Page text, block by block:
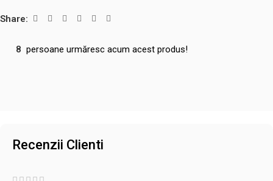
Share:
8 persoane urmăresc acum acest produs!
Recenzii Clienti